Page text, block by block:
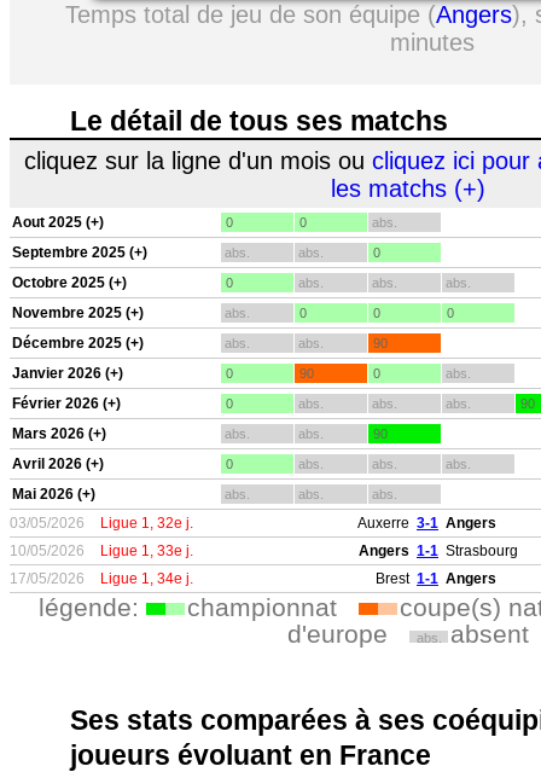
Temps total de jeu de son équipe (Angers),
minutes
Le détail de tous ses matchs
cliquez sur la ligne d'un mois ou cliquez ici pour
les matchs (+)
Aout 2025 (+) 0 0 abs.
Septembre 2025 (+) abs. abs. 0
Octobre 2025 (+) 0 abs. abs. abs.
Novembre 2025 (+) abs. 0 0 0
Décembre 2025 (+) abs. abs. 90
Janvier 2026 (+) 0 90 0 abs.
Février 2026 (+) 0 abs. abs. abs. 90
Mars 2026 (+) abs. abs. 90
Avril 2026 (+) 0 abs. abs. abs.
Mai 2026 (+) abs. abs. abs.
03/05/2026 Ligue 1, 32e j. Auxerre 3-1 Angers
10/05/2026
Ligue 1, 33e j. Angers 1-1 Strasbourg
17/05/2026
Ligue 1, 34e j. Brest 1-1 Angers
légende: championnat
coupe(s)
d'europe
abs. absent
Ses stats comparées à ses
joueurs évoluant en France